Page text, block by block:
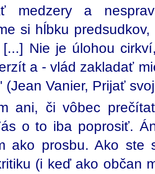
medzery a
si hĺbku
[...] Nie je úlohou
a - vlád zakladať
(Jean Vanier, Prijať
ani, či vôbec
o to iba poprosiť.
ako prosbu. Ako
(i keď ako občan